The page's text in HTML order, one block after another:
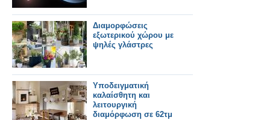
Διαμορφώσεις
εξωτερικού χώρου με
ψηλές γλάστρες
Υποδειγματική
καλαίσθητη και
λειτουργική
διαμόρφωση σε 62τμ